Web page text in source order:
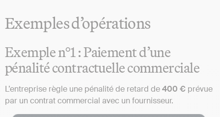
Exemples d’opérations
Exemple n°1 : Paiement d’une
pénalité contractuelle commerciale
L’entreprise règle une pénalité de retard de400 € prévue
par un contrat commercial avec un fournisseur.